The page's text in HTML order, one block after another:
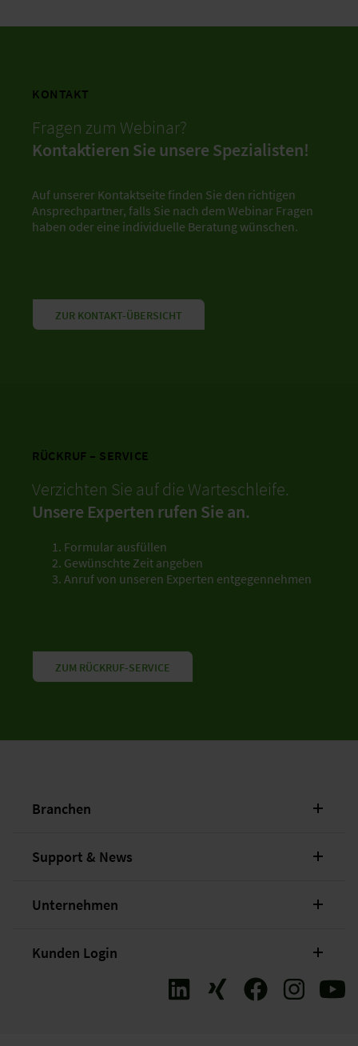
KONTAKT
Fragen zum Webinar?
Kontaktieren Sie unsere Spezialisten!
Auf unserer Kontaktseite finden Sie den richtigen
Ansprechpartner, falls Sie nach dem Webinar Fragen
haben oder eine individuelle Beratung wünschen.
ZUR KONTAKT-ÜBERSICHT
RÜCKRUF – SERVICE
Verzichten Sie auf die Warteschleife.
Unsere Experten rufen Sie an.
Formular ausfüllen
Gewünschte Zeit angeben
Anruf von unseren Experten entgegennehmen
ZUM RÜCKRUF-SERVICE
Branchen
Support & News
Unternehmen
Kunden Login